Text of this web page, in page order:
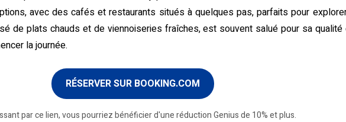
avec des cafés et restaurants situés à quelques pas, parfaits pour
de plats chauds et de viennoiseries fraîches, est souvent salué pour sa
la journée.
RÉSERVER SUR BOOKING.COM
par ce lien, vous pourriez bénéficier d'une réduction Genius de 10% et plus.